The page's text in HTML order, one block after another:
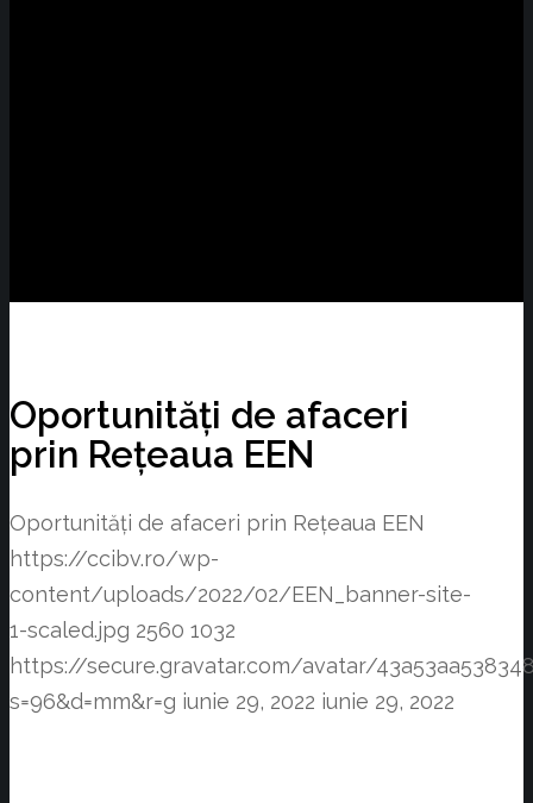
Oportunități de afaceri
prin Rețeaua EEN
Oportunități de afaceri prin Rețeaua EEN
https://ccibv.ro/wp-
content/uploads/2022/02/EEN_banner-site-
1-scaled.jpg 2560 1032
https://secure.gravatar.com/avatar/
s=96&d=mm&r=g iunie 29, 2022 iunie 29, 2022